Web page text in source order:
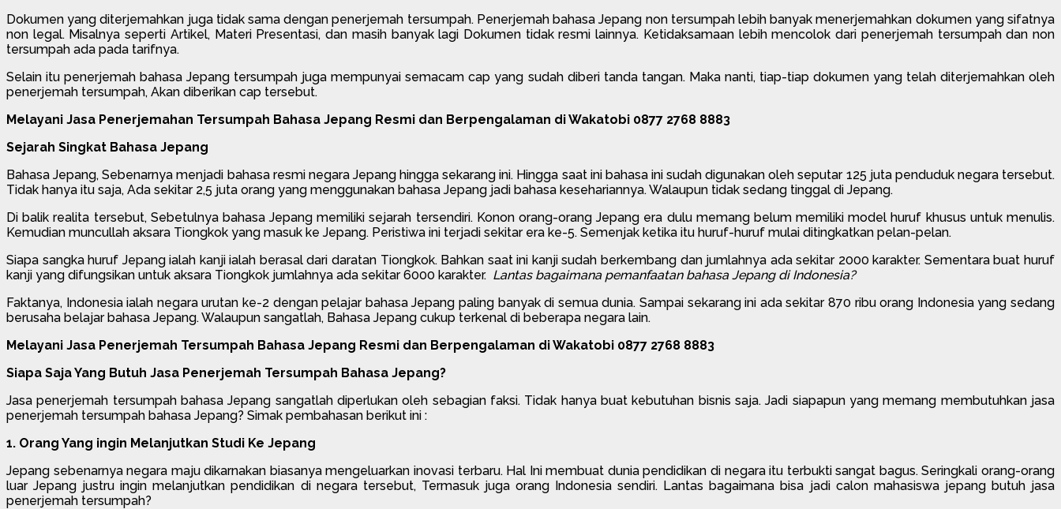
Dokumen yang diterjemahkan juga tidak sama dengan penerjemah tersumpah. Penerjemah bahasa Jepang non tersumpah lebih banyak menerjemahkan dokumen yang sifatnya
non legal. Misalnya seperti Artikel, Materi Presentasi, dan masih banyak lagi Dokumen tidak resmi lainnya. Ketidaksamaan lebih mencolok dari penerjemah tersumpah dan non
tersumpah ada pada tarifnya.
Selain itu penerjemah bahasa Jepang tersumpah juga mempunyai semacam cap yang sudah diberi tanda tangan. Maka nanti, tiap-tiap dokumen yang telah diterjemahkan oleh
penerjemah tersumpah, Akan diberikan cap tersebut.
Melayani Jasa Penerjemahan Tersumpah Bahasa Jepang Resmi dan Berpengalaman di Wakatobi 0877 2768 8883
Sejarah Singkat Bahasa Jepang
Bahasa Jepang, Sebenarnya menjadi bahasa resmi negara Jepang hingga sekarang ini. Hingga saat ini bahasa ini sudah digunakan oleh seputar 125 juta penduduk negara tersebut.
Tidak hanya itu saja, Ada sekitar 2,5 juta orang yang menggunakan bahasa Jepang jadi bahasa kesehariannya. Walaupun tidak sedang tinggal di Jepang.
Di balik realita tersebut, Sebetulnya bahasa Jepang memiliki sejarah tersendiri. Konon orang-orang Jepang era dulu memang belum memiliki model huruf khusus untuk menulis.
Kemudian muncullah aksara Tiongkok yang masuk ke Jepang. Peristiwa ini terjadi sekitar era ke-5. Semenjak ketika itu huruf-huruf mulai ditingkatkan pelan-pelan.
Siapa sangka huruf Jepang ialah kanji ialah berasal dari daratan Tiongkok. Bahkan saat ini kanji sudah berkembang dan jumlahnya ada sekitar 2000 karakter. Sementara buat huruf
kanji yang difungsikan untuk aksara Tiongkok jumlahnya ada sekitar 6000 karakter. Lantas bagaimana pemanfaatan bahasa Jepang di Indonesia?
Faktanya, Indonesia ialah negara urutan ke-2 dengan pelajar bahasa Jepang paling banyak di semua dunia. Sampai sekarang ini ada sekitar 870 ribu orang Indonesia yang sedang
berusaha belajar bahasa Jepang. Walaupun sangatlah, Bahasa Jepang cukup terkenal di beberapa negara lain.
Melayani Jasa Penerjemah Tersumpah Bahasa Jepang Resmi dan Berpengalaman di Wakatobi 0877 2768 8883
Siapa Saja Yang Butuh Jasa Penerjemah Tersumpah Bahasa Jepang?
Jasa penerjemah tersumpah bahasa Jepang sangatlah diperlukan oleh sebagian faksi. Tidak hanya buat kebutuhan bisnis saja. Jadi siapapun yang memang membutuhkan jasa
penerjemah tersumpah bahasa Jepang? Simak pembahasan berikut ini :
1. Orang Yang ingin Melanjutkan Studi Ke Jepang
Jepang sebenarnya negara maju dikarnakan biasanya mengeluarkan inovasi terbaru. Hal Ini membuat dunia pendidikan di negara itu terbukti sangat bagus. Seringkali orang-orang
luar Jepang justru ingin melanjutkan pendidikan di negara tersebut, Termasuk juga orang Indonesia sendiri. Lantas bagaimana bisa jadi calon mahasiswa jepang butuh jasa
penerjemah tersumpah?